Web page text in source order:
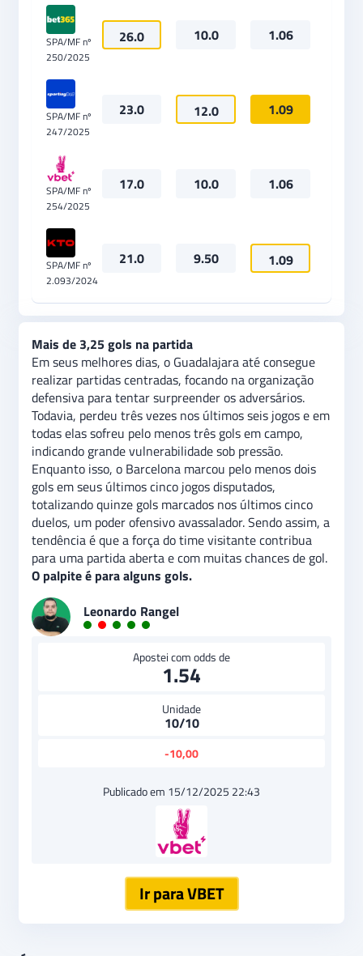
SPA/MF nº
250/2025
26.0 10.0 1.06
SPA/MF nº
247/2025
23.0 12.0 1.09
SPA/MF nº
254/2025
17.0 10.0 1.06
SPA/MF nº
2.093/2024
21.0 9.50 1.09
Mais de 3,25 gols na partida
Em seus melhores dias, o Guadalajara até consegue
realizar partidas centradas, focando na organização
defensiva para tentar surpreender os adversários.
Todavia, perdeu três vezes nos últimos seis jogos e em
todas elas sofreu pelo menos três gols em campo,
indicando grande vulnerabilidade sob pressão.
Enquanto isso, o Barcelona marcou pelo menos dois
gols em seus últimos cinco jogos disputados,
totalizando quinze gols marcados nos últimos cinco
duelos, um poder ofensivo avassalador. Sendo assim, a
tendência é que a força do time visitante contribua
para uma partida aberta e com muitas chances de gol.
O palpite é para alguns gols.
Leonardo Rangel
Apostei com odds de
1.54
Unidade
10/10
-10,00
Publicado em 15/12/2025 22:43
Ir para VBET